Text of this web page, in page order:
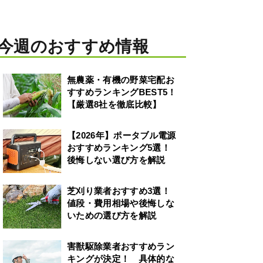
週のおすすめ情報
無農薬・有機の野菜宅配お
すすめランキングBEST5！
【厳選8社を徹底比較】
【2026年】ポータブル電源
おすすめランキング5選！
後悔しない選び方を解説
芝刈り業者おすすめ3選！
値段・費用相場や後悔しな
いための選び方を解説
害獣駆除業者おすすめラン
キングが決定！ 具体的な